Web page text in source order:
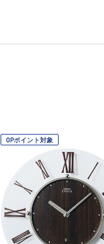
OPポイント対象